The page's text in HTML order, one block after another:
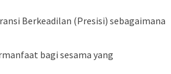
Berkeadilan (Presisi) sebagaimana
bagi sesama yang